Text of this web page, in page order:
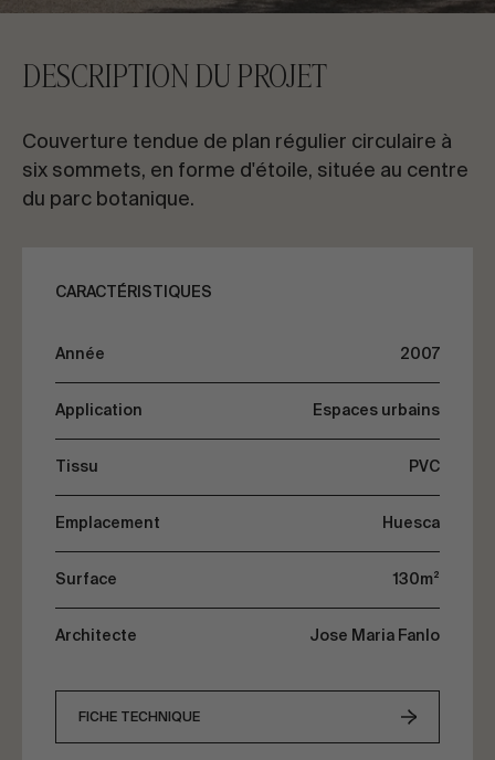
CONTACTEZ-NOUS
Conseil & Consulting
DESCRIPTION DU PROJET
Couverture tendue de plan régulier circulaire à
six sommets, en forme d'étoile, située au centre
du parc botanique.
CARACTÉRISTIQUES
Année 2007
Application Espaces urbains
Tissu PVC
Emplacement Huesca
Surface 130m²
Architecte Jose Maria Fanlo
FICHE TECHNIQUE